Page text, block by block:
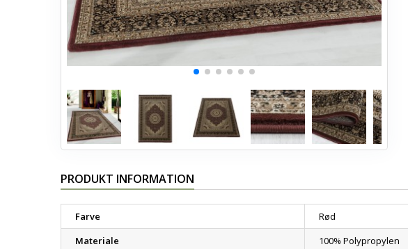
PRODUKT INFORMATION
Farve
Rød
Materiale
100% Polypropylen